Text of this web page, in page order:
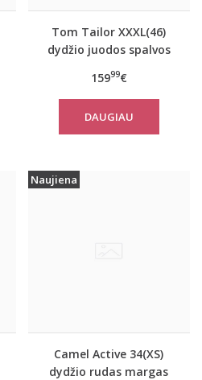
Tom Tailor XXXL(46)
dydžio juodos spalvos
žiemai Tom Tailor
14482
15999€
DAUGIAU
Naujiena
Camel Active 34(XS)
dydžio rudas margas